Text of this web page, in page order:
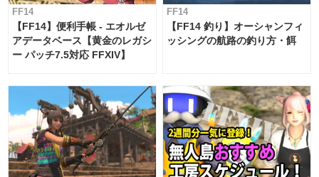
FF14
【FF14】便利手帳 - エオルゼ
アデータベース【黄金のレガシ
ー パッチ7.5対応 FFXIV】
FF14
【FF14 釣り】オーシャンフィ
ッシングの航路の釣り方・餌